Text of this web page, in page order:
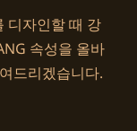
디자인할 때 강
속성을 올바
드리겠습니다.